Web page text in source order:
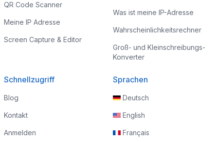
QR Code Scanner
Meine IP Adresse
Screen Capture & Editor
Was ist meine IP-Adresse
Wahrscheinlichkeitsrechner
Groß- und Kleinschreibungs-
Konverter
Schnellzugriff
Blog
Kontakt
Anmelden
Sprachen
Deutsch
English
Français